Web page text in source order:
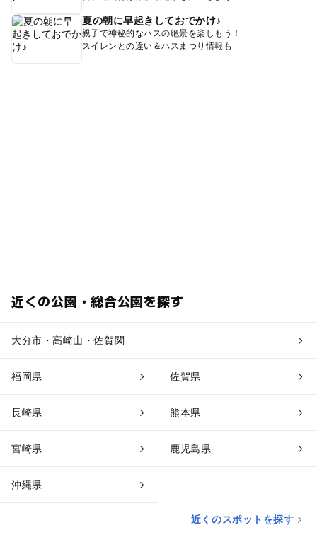
夏の朝に早起きしておでかけ♪
親子で神秘的なハスの絶景を楽しもう！
スイレンとの違い＆ハスまつり情報も
近くの公園・総合公園を探す
大分市・高崎山・佐賀関
福岡県 佐賀県
長崎県 熊本県
宮崎県 鹿児島県
沖縄県
近くのスポットを探す